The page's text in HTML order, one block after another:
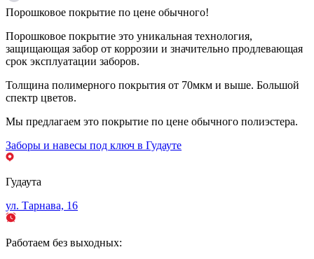
Порошковое покрытие по цене обычного!
Порошковое покрытие это уникальная технология,
защищающая забор от коррозии и значительно продлевающая
срок эксплуатации заборов.
Толщина полимерного покрытия от 70мкм и выше. Большой
спектр цветов.
Мы предлагаем это покрытие по цене обычного полиэстера.
Заборы и навесы под ключ в Гудауте
Гудаута
ул. Тарнава, 16
Работаем без выходных: